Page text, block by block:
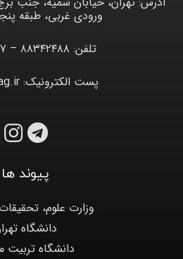
ورودی غربی، طبقه
تلفن: ۸۸۳۴۲۴۸۸ – ۸۸۳۲۳۵۲۷
پست الکترونیک: info [at] iag.ir
پیوند ها
وزارت علوم،
دانشگاه
دانشگاه